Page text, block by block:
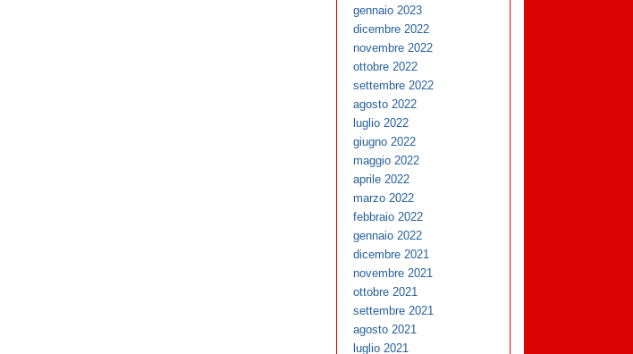
gennaio 2023
dicembre 2022
novembre 2022
ottobre 2022
settembre 2022
agosto 2022
luglio 2022
giugno 2022
maggio 2022
aprile 2022
marzo 2022
febbraio 2022
gennaio 2022
dicembre 2021
novembre 2021
ottobre 2021
settembre 2021
agosto 2021
luglio 2021